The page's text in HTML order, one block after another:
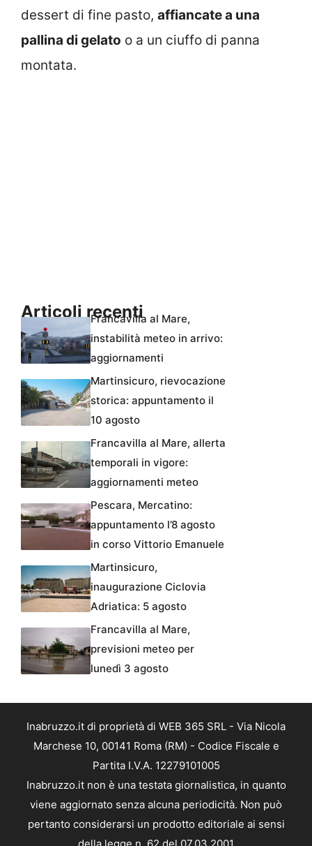
dessert di fine pasto, affiancate a una
pallina di gelato o a un ciuffo di panna
montata.
Articoli recenti
Francavilla al Mare,
instabilità meteo in arrivo:
aggiornamenti
Martinsicuro, rievocazione
storica: appuntamento il
10 agosto
Francavilla al Mare, allerta
temporali in vigore:
aggiornamenti meteo
Pescara, Mercatino:
appuntamento l’8 agosto
in corso Vittorio Emanuele
Martinsicuro,
inaugurazione Ciclovia
Adriatica: 5 agosto
Francavilla al Mare,
previsioni meteo per
lunedì 3 agosto
Inabruzzo.it di proprietà di WEB 365 SRL - Via Nicola
Marchese 10, 00141 Roma (RM) - Codice Fiscale e
Partita I.V.A. 12279101005
Inabruzzo.it non è una testata giornalistica, in quanto
viene aggiornato senza alcuna periodicità. Non può
pertanto considerarsi un prodotto editoriale ai sensi